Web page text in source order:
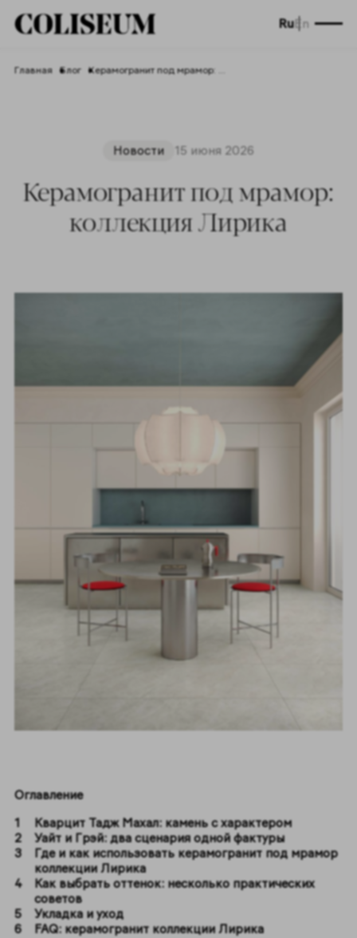
RuEn
Главная Блог
Новости 15 июня 2026
Керамогранит под мрамор:
коллекция Лирика
Оглавление
Кварцит Тадж Махал: камень с характером
Уайт и Грэй: два сценария одной фактуры
Где и как использовать керамогранит под мрамор
коллекции Лирика
Как выбрать оттенок: несколько практических
советов
Укладка и уход
FAQ: керамогранит коллекции Лирика